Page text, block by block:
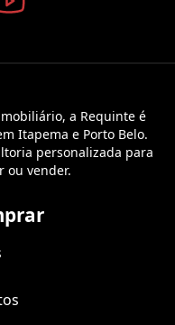
a Requinte é
Itapema e Porto Belo.
personalizada para
ou vender.